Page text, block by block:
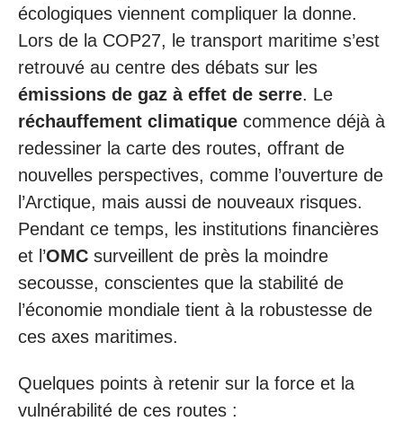
écologiques viennent compliquer la donne.
Lors de la COP27, le transport maritime s’est
retrouvé au centre des débats sur les
émissions de gaz à effet de serre. Le
réchauffement climatique commence déjà à
redessiner la carte des routes, offrant de
nouvelles perspectives, comme l’ouverture de
l’Arctique, mais aussi de nouveaux risques.
Pendant ce temps, les institutions financières
et l’OMC surveillent de près la moindre
secousse, conscientes que la stabilité de
l’économie mondiale tient à la robustesse de
ces axes maritimes.
Quelques points à retenir sur la force et la
vulnérabilité de ces routes :